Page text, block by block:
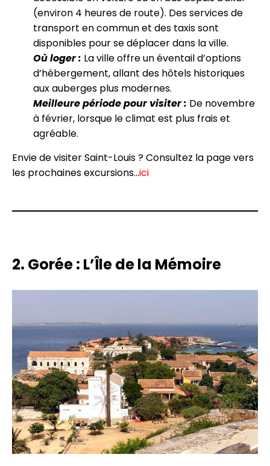
(environ 4 heures de route). Des services de
transport en commun et des taxis sont
disponibles pour se déplacer dans la ville.
Où loger : La ville offre un éventail d’options
d’hébergement, allant des hôtels historiques
aux auberges plus modernes.
Meilleure période pour visiter : De novembre
à février, lorsque le climat est plus frais et
agréable.
Envie de visiter Saint-Louis ? Consultez la page vers
les prochaines excursions…ici
2. Gorée : L’Île de la Mémoire